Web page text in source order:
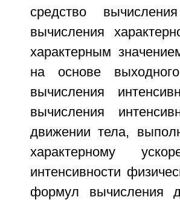
средство
вычисления
характерным
на основе
вычисления
вычисления
движении тела,
характерному
интенсивности
формул вычисления